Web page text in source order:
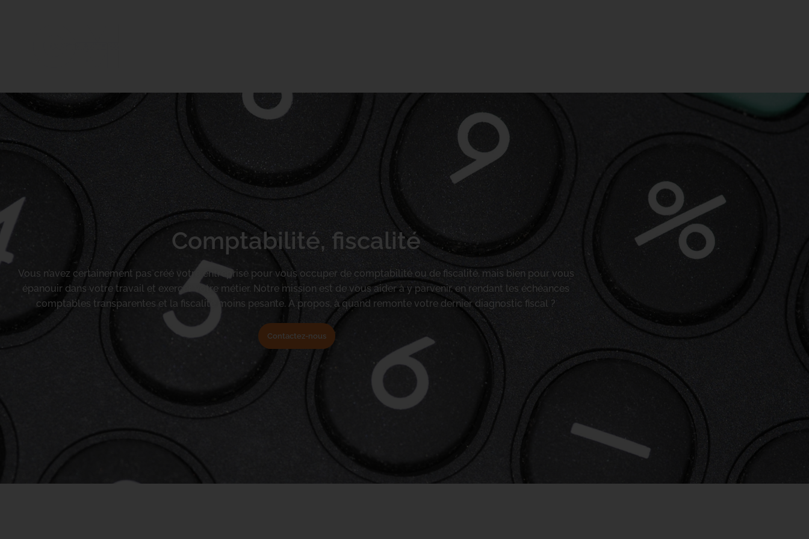
Comptabilité, fiscalité
Vous n’avez certainement pas créé votre entreprise pour vous occuper de comptabilité ou de fiscalité, mais bien pour vous
épanouir dans votre travail et exercer votre métier. Notre mission est de vous aider à y parvenir, en rendant les échéances
comptables transparentes et la fiscalité moins pesante. A propos, à quand remonte votre dernier diagnostic fiscal ?
Contactez-nous